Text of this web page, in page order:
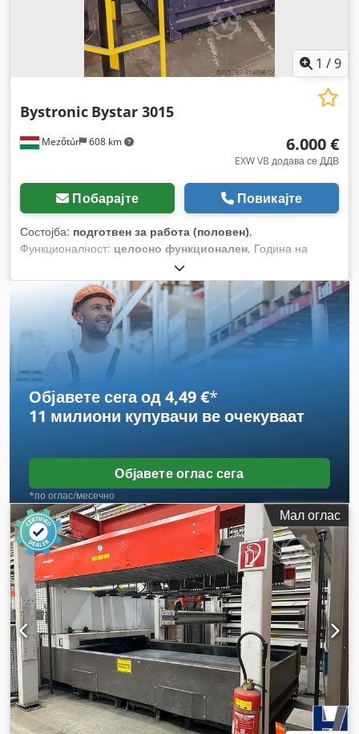
1 /9
Mezőtúr 608 km
Bystronic Bystar 3015
6.000 €
EXW VB додава се ДДВ
Побарајте Повикајте
Состојба: подготвен за работа (половен),
Функционалност: целосно функционален, Година на
, работни часови:
ласерот:4.000 W, макс. дебелина на лим:12 мм, должина
на масата:3.000 мм, ширина на масата:1.500 мм, моќ:4
kW (5,44 коњски сили),
Објавете сега од 4,49 €*
11 милиони купувачи ве очекуваат
Објавете оглас сега
*по оглас/месечно
Мал оглас